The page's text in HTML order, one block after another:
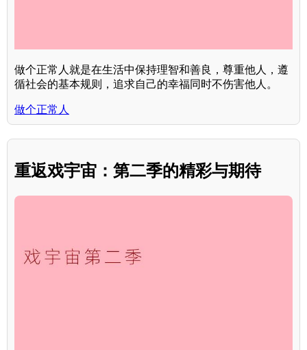
做个正常人就是在生活中保持理智和善良，尊重他人，遵
循社会的基本规则，追求自己的幸福同时不伤害他人。
做个正常人
重返戏宇宙：第二季的精彩与期待